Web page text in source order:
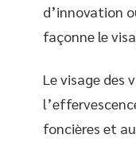
d’innovation
façonne le
Le visage des
foncières et